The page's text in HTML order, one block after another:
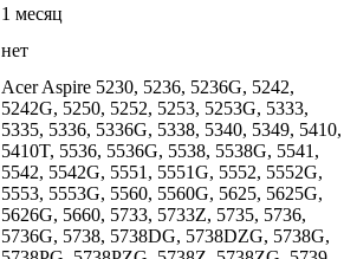
1 месяц
нет
Acer Aspire 5230, 5236, 5236G, 5242,
5242G, 5250, 5252, 5253, 5253G, 5333,
5335, 5336, 5336G, 5338, 5340, 5349, 5410,
5410T, 5536, 5536G, 5538, 5538G, 5541,
5542, 5542G, 5551, 5551G, 5552, 5552G,
5553, 5553G, 5560, 5560G, 5625, 5625G,
5626G, 5660, 5733, 5733Z, 5735, 5736,
5736G, 5738, 5738DG, 5738DZG, 5738G,